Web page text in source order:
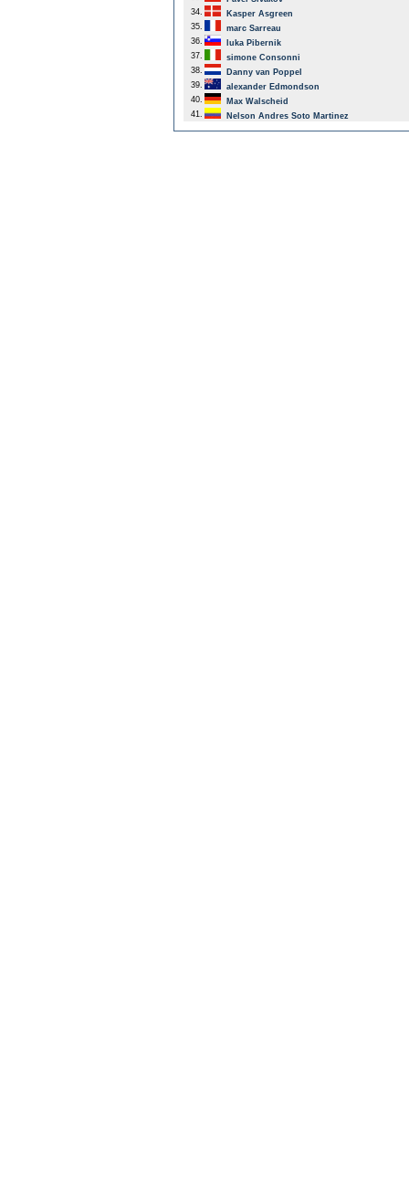
34.
Kasper Asgreen
35.
marc Sarreau
36.
luka Pibernik
37.
simone Consonni
38.
Danny van Poppel
39.
alexander Edmondson
40.
Max Walscheid
41.
Nelson Andres Soto Martinez